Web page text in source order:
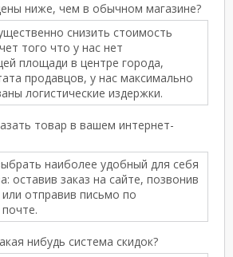
ниже, чем в обычном магазине?
снизить стоимость
того что у нас нет
площади в центре города,
продавцов, у нас максимально
логистические издержки.
товар в вашем интернет-
наиболее удобный для себя
оставив заказ на сайте, позвонив
отправив письмо по
нибудь система скидок?